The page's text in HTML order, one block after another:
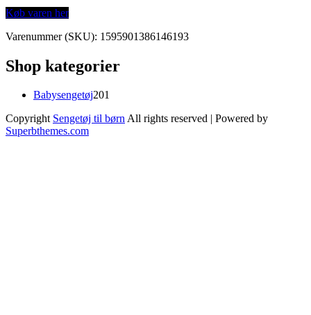
Køb varen her
Varenummer (SKU): 1595901386146193
Shop kategorier
Babysengetøj201
Copyright Sengetøj til børnAll rights reserved | Powered by
Superbthemes.com